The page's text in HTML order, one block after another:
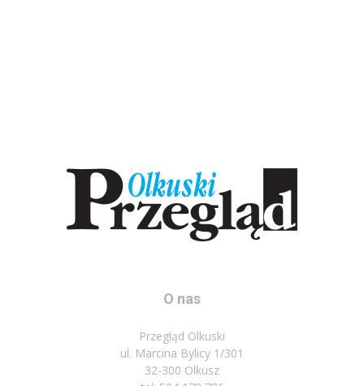
O nas
Przegląd Olkuski
ul. Marcina Bylicy 1/301
32-300 Olkusz